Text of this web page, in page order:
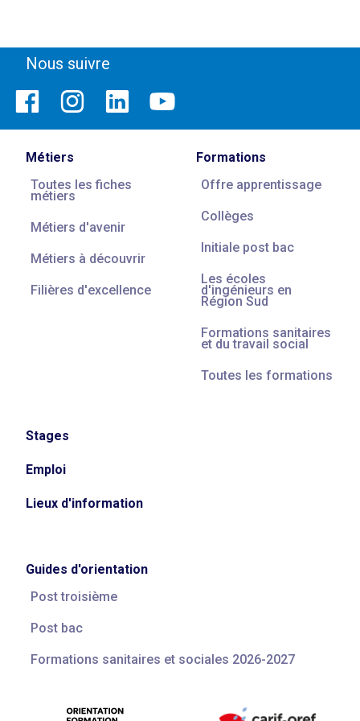
Nous suivre
Métiers
Toutes les fiches
métiers
Métiers d'avenir
Métiers à découvrir
Filières d'excellence
Formations
Offre apprentissage
Collèges
Initiale post bac
Les écoles
d'ingénieurs en
Région Sud
Formations sanitaires
et du travail social
Toutes les formations
Stages
Emploi
Lieux d'information
Guides d'orientation
Post troisième
Post bac
Formations sanitaires et sociales 2026-2027